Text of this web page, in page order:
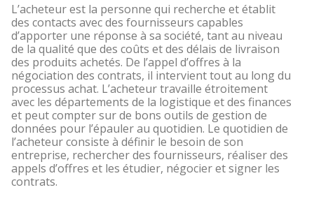
L’acheteur est la personne qui recherche et établit
des contacts avec des fournisseurs capables
d’apporter une réponse à sa société, tant au niveau
de la qualité que des coûts et des délais de livraison
des produits achetés. De l’appel d’offres à la
négociation des contrats, il intervient tout au long du
processus achat. L’acheteur travaille étroitement
avec les départements de la logistique et des finances
et peut compter sur de bons outils de gestion de
données pour l’épauler au quotidien. Le quotidien de
l’acheteur consiste à définir le besoin de son
entreprise, rechercher des fournisseurs, réaliser des
appels d’offres et les étudier, négocier et signer les
contrats.